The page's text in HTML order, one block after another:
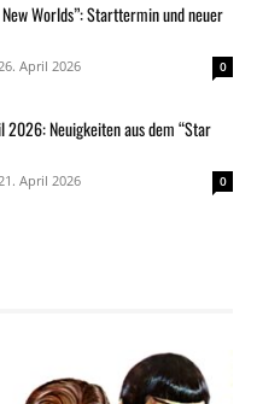
Worlds”: Starttermin und neuer
April 2026 0
Neuigkeiten aus dem “Star
April 2026 0